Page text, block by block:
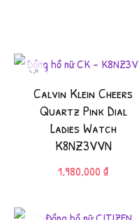
Calvin Klein Cheers
Quartz Pink Dial
Ladies Watch
K8NZ3VVN
1,980,000₫